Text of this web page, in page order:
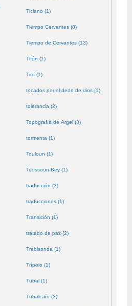
Ticiano (1)
Tiempo Cervantes (0)
Tiempo de Cervantes (13)
Tifón (1)
Tiro (1)
tocados por el dedo de dios (1)
tolerancia (2)
Topografía de Argel (3)
tormenta (1)
Touloun (1)
Toussoun-Bey (1)
traducción (3)
traducciones (1)
Transición (1)
tratado de paz (2)
Trebisonda (1)
Trípolo (1)
Tubal (1)
Tubalcaín (3)